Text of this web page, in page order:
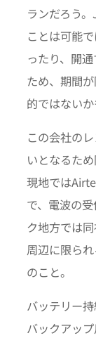
ランだろう
ことは可能
ったり、開
ため、期間
的ではないか
この会社の
いとなるた
現地では
で、電波の
ク地方では
周辺に限ら
のこと。
バッテリー
バックアッ